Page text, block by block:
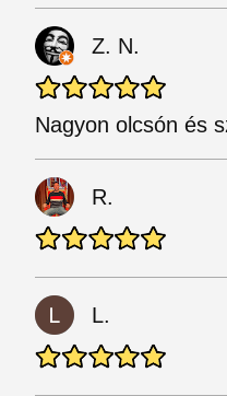
Z. N.
Nagyon olcsón és
R.
L.